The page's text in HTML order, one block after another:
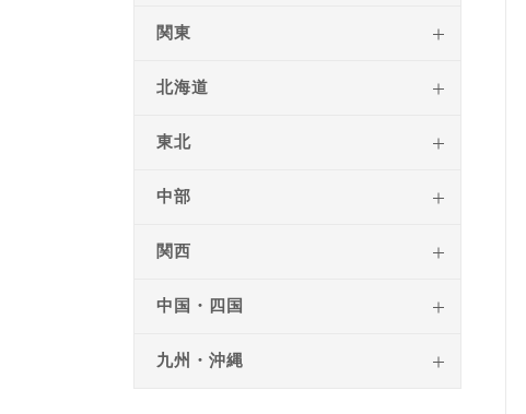
関東
北海道
東北
中部
関西
中国・四国
九州・沖縄